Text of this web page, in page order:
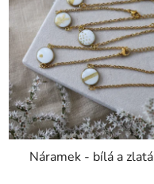
Náramek - bílá a zlatá